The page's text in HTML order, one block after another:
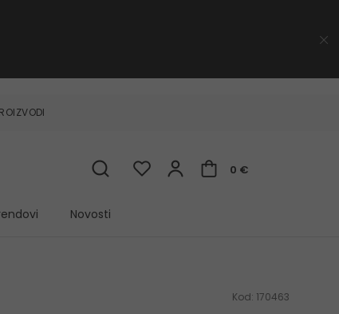
0 €
Novosti
Kod: 170463